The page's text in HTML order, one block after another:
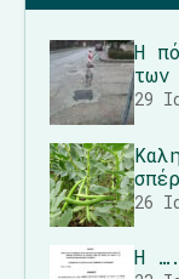
Η
των
29
26
Η